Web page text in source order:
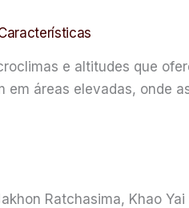
e altitudes que
áreas elevadas, onde
Ratchasima, Khao